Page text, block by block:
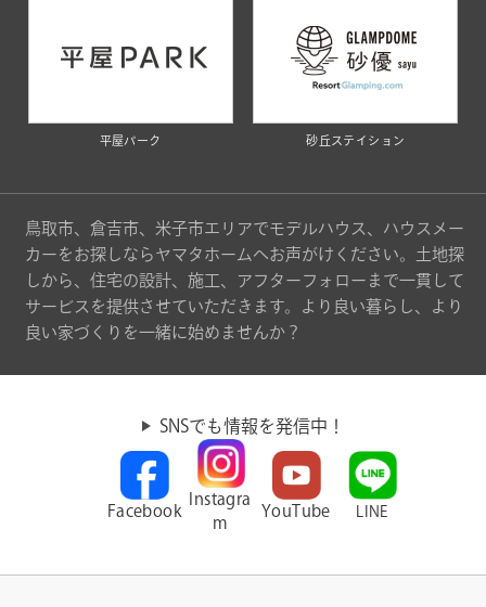
平屋パーク 砂丘ステイション
鳥取市、倉吉市、米子市エリアでモデルハウス、ハウスメー
カーをお探しならヤマタホームへお声がけください。土地探
しから、住宅の設計、施工、アフターフォローまで一貫して
サービスを提供させていただきます。より良い暮らし、より
良い家づくりを一緒に始めませんか？
SNSでも情報を発信中！
Facebook
Instagra
m
YouTube LINE